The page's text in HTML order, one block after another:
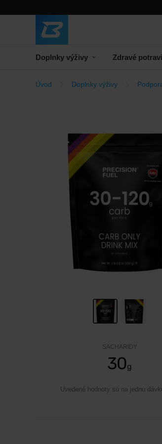
Doplnky výživy Zdravé
Úvod Doplnky výživy
SACHARIDY
30g
Uvedené hodnoty sú na jednu